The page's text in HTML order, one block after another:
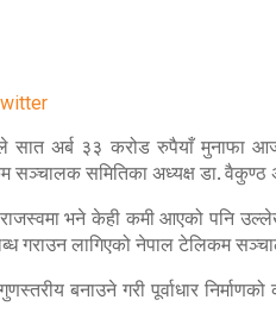
अर्ब ३३ करोड रुपैयाँ मुनाफा
सञ्चालक समितिका अध्यक्ष डा.
भने केही कमी आएको पनि
गराउन लागिएको नेपाल टेलिकम
बनाउने गरी पूर्वाधार